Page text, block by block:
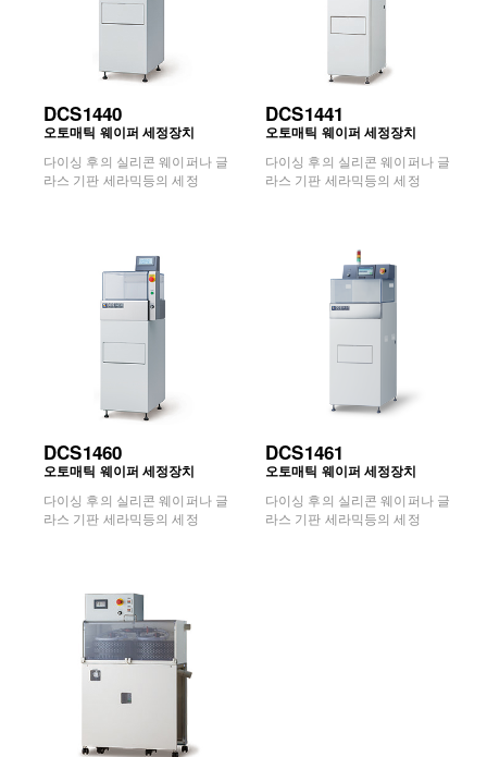
DCS1440
오토매틱 웨이퍼 세정장치
다이싱 후의 실리콘 웨이퍼나 글
라스 기판 세라믹등의 세정
DCS1441
오토매틱 웨이퍼 세정장치
다이싱 후의 실리콘 웨이퍼나 글
라스 기판 세라믹등의 세정
DCS1460
오토매틱 웨이퍼 세정장치
다이싱 후의 실리콘 웨이퍼나 글
라스 기판 세라믹등의 세정
DCS1461
오토매틱 웨이퍼 세정장치
다이싱 후의 실리콘 웨이퍼나 글
라스 기판 세라믹등의 세정